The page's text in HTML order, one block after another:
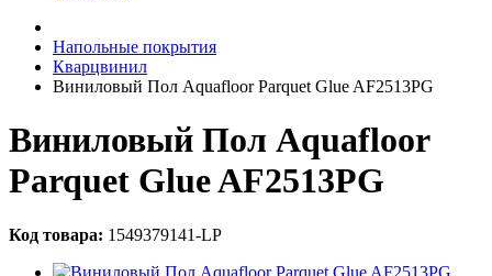
Напольные покрытия
Кварцвинил
Виниловый Пол Aquafloor Parquet Glue AF2513PG
Виниловый Пол Aquafloor
Parquet Glue AF2513PG
Код товара: 1549379141-LP